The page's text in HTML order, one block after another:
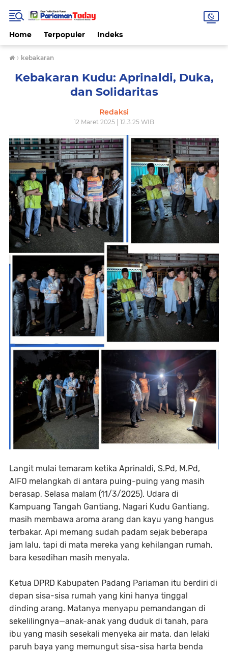
Home Terpopuler Indeks
› kebakaran
Kebakaran Kudu: Aprinaldi, Duka,
dan Solidaritas
Redaksi
12 Maret 2025 | 12.3.25 WIB
Langit mulai temaram ketika Aprinaldi, S.Pd, M.Pd,
AIFO melangkah di antara puing-puing yang masih
berasap, Selasa malam (11/3/2025). Udara di
Kampuang Tangah Gantiang, Nagari Kudu Gantiang,
masih membawa aroma arang dan kayu yang hangus
terbakar. Api memang sudah padam sejak beberapa
jam lalu, tapi di mata mereka yang kehilangan rumah,
bara kesedihan masih menyala.
Ketua DPRD Kabupaten Padang Pariaman itu berdiri di
depan sisa-sisa rumah yang kini hanya tinggal
dinding arang. Matanya menyapu pemandangan di
sekelilingnya—anak-anak yang duduk di tanah, para
ibu yang masih sesekali menyeka air mata, dan lelaki
paruh baya yang memungut sisa-sisa harta benda